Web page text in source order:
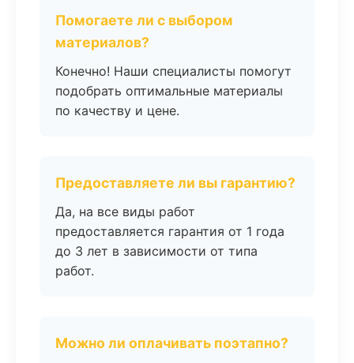
Помогаете ли с выбором
материалов?
Конечно! Наши специалисты помогут
подобрать оптимальные материалы
по качеству и цене.
Предоставляете ли вы гарантию?
Да, на все виды работ
предоставляется гарантия от 1 года
до 3 лет в зависимости от типа
работ.
Можно ли оплачивать поэтапно?